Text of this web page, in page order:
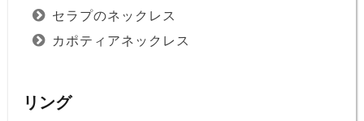
セラプのネックレス
カポティアネックレス
リング